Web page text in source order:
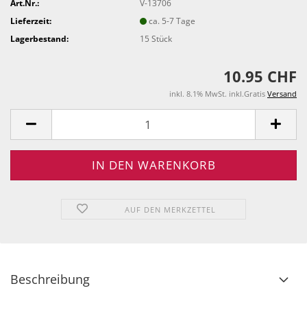
Art.Nr.:
V-13706
Lieferzeit:
ca. 5-7 Tage
Lagerbestand:
15Stück
10.95 CHF
inkl. 8.1% MwSt. inkl.Gratis Versand
AUF DEN MERKZETTEL
Beschreibung